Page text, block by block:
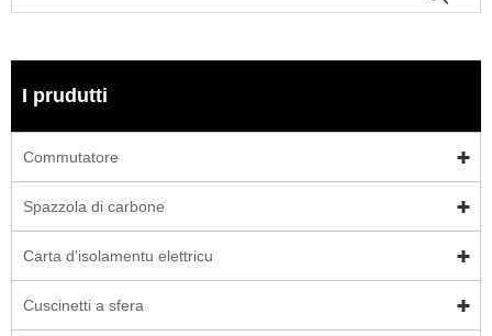
I prudutti
Commutatore
Spazzola di carbone
Carta d'isolamentu elettricu
Cuscinetti a sfera